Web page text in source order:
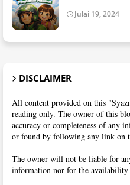
Julai 19, 2024
DISCLAIMER
All content provided on this
reading only. The owner of this
accuracy or completeness of any
or found by following any link on
The owner will not be liable for
information nor for the